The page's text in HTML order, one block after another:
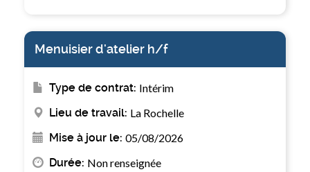
Menuisier d'atelier h/f
Type de contrat: Intérim
Lieu de travail: La Rochelle
Mise à jour le: 05/08/2026
Durée: Non renseignée